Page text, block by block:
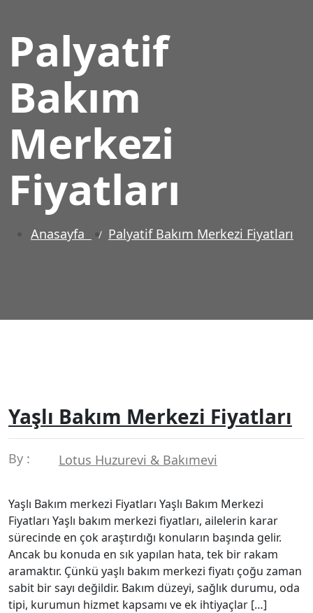
Palyatif
Bakım
Merkezi
Fiyatları
Anasayfa Palyatif Bakım Merkezi Fiyatları
Yaşlı Bakım Merkezi Fiyatları
By : Lotus Huzurevi & Bakımevi
Yaşlı Bakım merkezi Fiyatları Yaşlı Bakım Merkezi
Fiyatları Yaşlı bakım merkezi fiyatları, ailelerin karar
sürecinde en çok araştırdığı konuların başında gelir.
Ancak bu konuda en sık yapılan hata, tek bir rakam
aramaktır. Çünkü yaşlı bakım merkezi fiyatı çoğu zaman
sabit bir sayı değildir. Bakım düzeyi, sağlık durumu, oda
tipi, kurumun hizmet kapsamı ve ek ihtiyaçlar […]